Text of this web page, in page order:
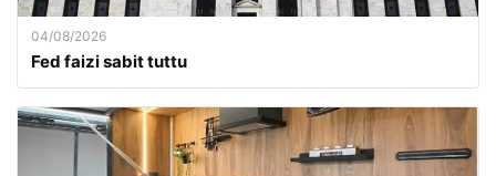
04/08/2026
Fed faizi sabit tuttu